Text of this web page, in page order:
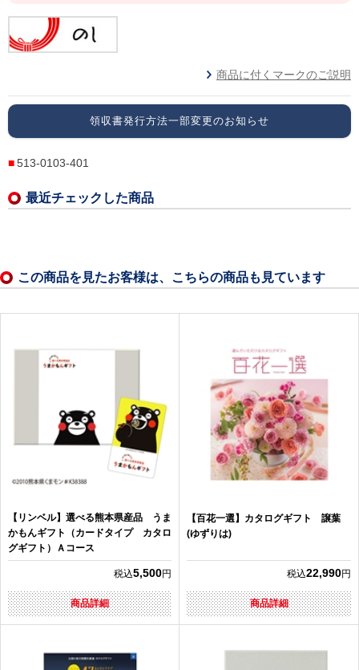
商品に付くマークのご説明
領収書発行方法一部変更のお知らせ
513-0103-401
最近チェックした商品
この商品を見たお客様は、こちらの商品も見ています
【リンベル】選べる熊本県産品 うま
かもんギフト（カードタイプ カタロ
グギフト）Ａコース
税込5,500円
商品詳細
【百花一選】カタログギフト 譲葉
(ゆずりは)
税込22,990円
商品詳細